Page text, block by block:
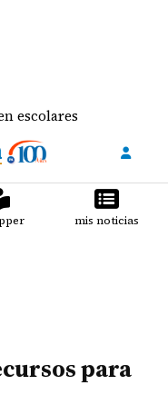
mis noticias
para